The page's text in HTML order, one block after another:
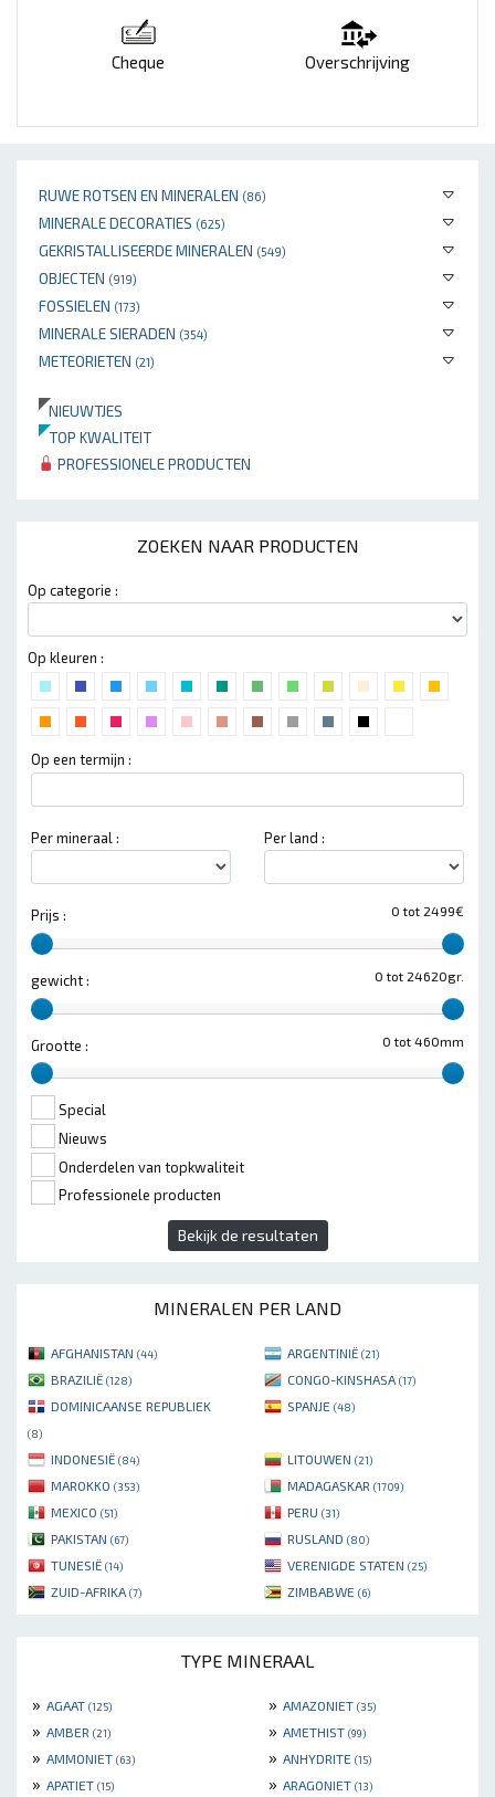
RUWE ROTSEN EN MINERALEN (86)
MINERALE DECORATIES (625)
GEKRISTALLISEERDE MINERALEN (549)
OBJECTEN (919)
FOSSIELEN (173)
MINERALE SIERADEN (354)
METEORIETEN (21)
NIEUWTJES
TOP KWALITEIT
PROFESSIONELE PRODUCTEN
ZOEKEN NAAR PRODUCTEN
Op categorie :
Op kleuren :
Op een termijn :
Per mineraal : Per land :
0 tot 2499€
Prijs :
0 tot 24620gr.
gewicht :
0 tot 460mm
Grootte :
Special
Nieuws
Onderdelen van topkwaliteit
Professionele producten
Bekijk de resultaten
MINERALEN PER LAND
AFGHANISTAN (44) ARGENTINIË (21)
BRAZILIË (128) CONGO-KINSHASA (17)
DOMINICAANSE REPUBLIEK
(8)
SPANJE (48)
INDONESIË (84) LITOUWEN (21)
MAROKKO (353) MADAGASKAR (1709)
MEXICO (51) PERU (31)
PAKISTAN (67) RUSLAND (80)
TUNESIË (14) VERENIGDE STATEN (25)
ZUID-AFRIKA (7) ZIMBABWE (6)
TYPE MINERAAL
» AGAAT (125) » AMAZONIET (35)
» AMBER (21) » AMETHIST (99)
» AMMONIET (63) » ANHYDRITE (15)
» APATIET (15) » ARAGONIET (13)
Cheque Overschrijving